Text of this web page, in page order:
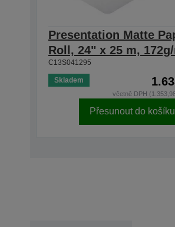
Presentation Matte
Roll, 24" x 25 m,
C13S041295
Skladem
včetně DPH
Přesunout do košíku